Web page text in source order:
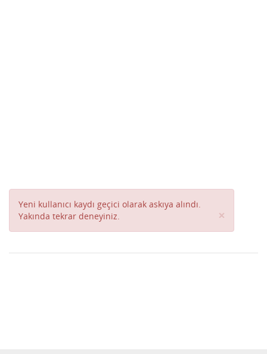
Yeni kullanıcı kaydı geçici olarak askıya alındı.
Yakında tekrar deneyiniz.
×